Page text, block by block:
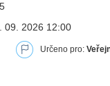
09. 2026 12:00
Určeno pro: